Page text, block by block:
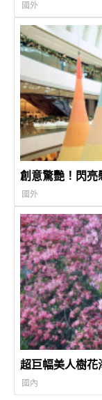
國外
創意驚艷！閃亮
國外
超巨幅美人樹花
國內